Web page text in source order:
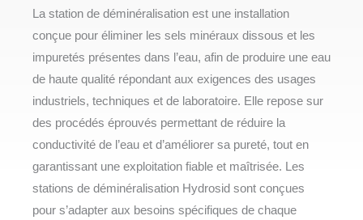
La station de déminéralisation est une installation
conçue pour éliminer les sels minéraux dissous et les
impuretés présentes dans l’eau, afin de produire une eau
de haute qualité répondant aux exigences des usages
industriels, techniques et de laboratoire. Elle repose sur
des procédés éprouvés permettant de réduire la
conductivité de l’eau et d’améliorer sa pureté, tout en
garantissant une exploitation fiable et maîtrisée. Les
stations de déminéralisation Hydrosid sont conçues
pour s’adapter aux besoins spécifiques de chaque